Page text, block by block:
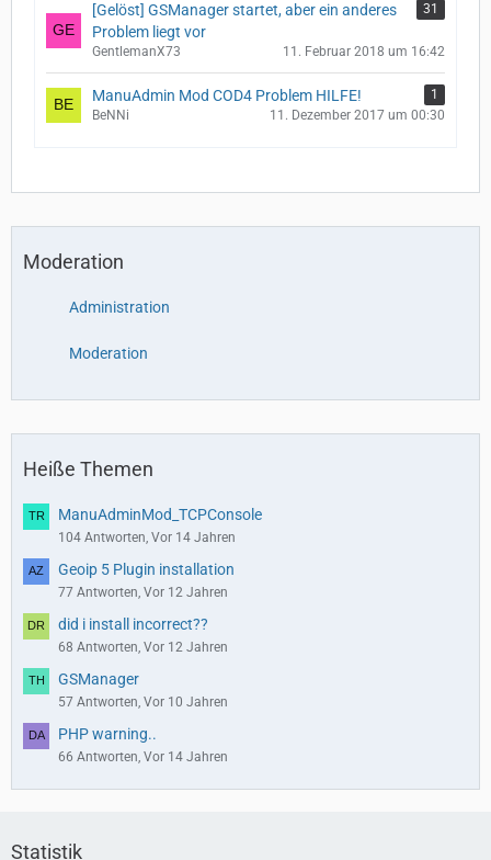
[Gelöst] GSManager startet, aber ein anderes
Problem liegt vor
31
GentlemanX73 11. Februar 2018 um 16:42
ManuAdmin Mod COD4 Problem HILFE!
1
BeNNi
11. Dezember 2017 um 00:30
Moderation
Administration
Moderation
Heiße Themen
ManuAdminMod_TCPConsole
104 Antworten, Vor 14 Jahren
Geoip 5 Plugin installation
77 Antworten, Vor 12 Jahren
did i install incorrect??
68 Antworten, Vor 12 Jahren
GSManager
57 Antworten, Vor 10 Jahren
PHP warning..
66 Antworten, Vor 14 Jahren
Statistik